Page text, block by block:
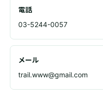
電話
03-5244-0057
メール
trail.www@gmail.com